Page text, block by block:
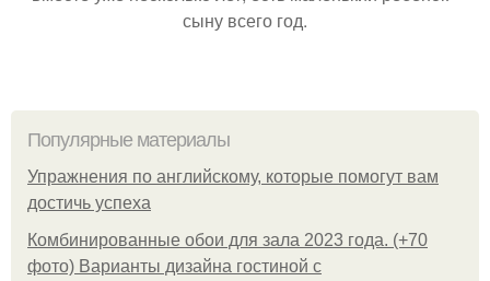
сыну всего год.
Популярные материалы
Упражнения по английскому, которые помогут вам
достичь успеха
Комбинированные обои для зала 2023 года. (+70
фото) Варианты дизайна гостиной с